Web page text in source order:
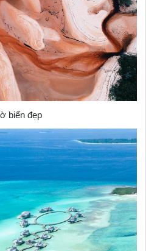
biển đẹp